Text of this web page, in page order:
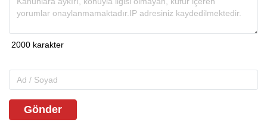
Gönder